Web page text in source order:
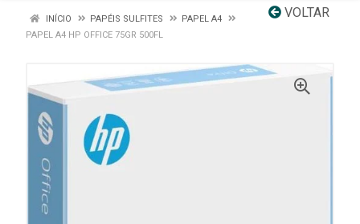
VOLTAR
INÍCIO PAPÉIS SULFITES
PAPEL A4
PAPEL A4 HP OFFICE 75GR 500FL